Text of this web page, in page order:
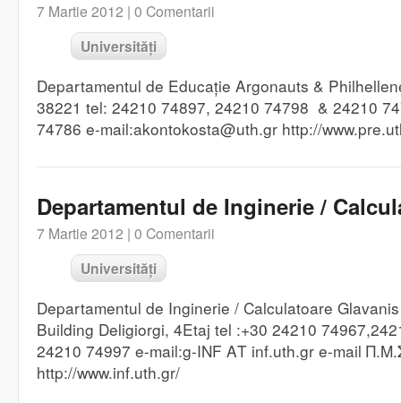
7 Martie 2012 | 0 Comentarii
Universități
Departamentul de Educație Argonauts &
38221 tel: 24210 74897, 24210 74798 & 24210
74786 e-mail:akontokosta@uth.gr http://
Departamentul de Inginerie /
7 Martie 2012 | 0 Comentarii
Universități
Departamentul de Inginerie / Calculatoare
Building Deligiorgi, 4Etaj tel :+30 24210
24210 74997 e-mail:g-INF ΑΤ inf.uth.gr e-mail
http://www.inf.uth.gr/